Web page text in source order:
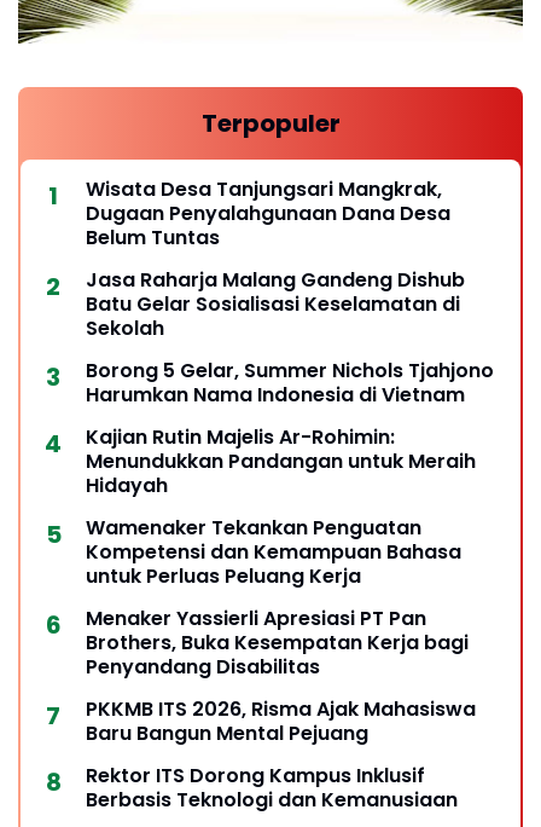
Terpopuler
Wisata Desa Tanjungsari Mangkrak,
Dugaan Penyalahgunaan Dana Desa
Belum Tuntas
Jasa Raharja Malang Gandeng Dishub
Batu Gelar Sosialisasi Keselamatan di
Sekolah
Borong 5 Gelar, Summer Nichols Tjahjono
Harumkan Nama Indonesia di Vietnam
Kajian Rutin Majelis Ar-Rohimin:
Menundukkan Pandangan untuk Meraih
Hidayah
Wamenaker Tekankan Penguatan
Kompetensi dan Kemampuan Bahasa
untuk Perluas Peluang Kerja
Menaker Yassierli Apresiasi PT Pan
Brothers, Buka Kesempatan Kerja bagi
Penyandang Disabilitas
PKKMB ITS 2026, Risma Ajak Mahasiswa
Baru Bangun Mental Pejuang
Rektor ITS Dorong Kampus Inklusif
Berbasis Teknologi dan Kemanusiaan